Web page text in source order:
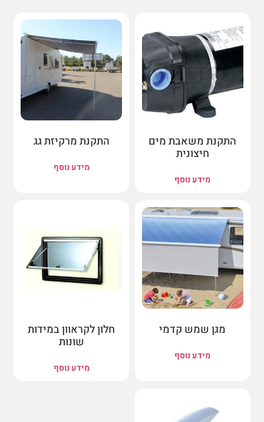
התקנת משאבת מים
חיצונית
מידע נוסף
התקנת מרקיזת גג
מידע נוסף
מגן שמש קדמי
מידע נוסף
חלון לקראוון במידות
שונות
מידע נוסף